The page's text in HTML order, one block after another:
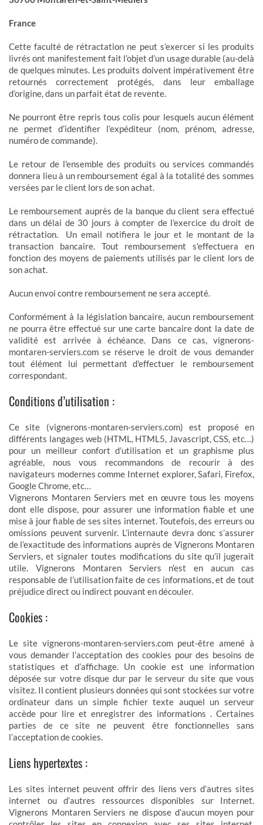
France
Cette faculté de rétractation ne peut s’exercer si les produits
livrés ont manifestement fait l’objet d’un usage durable (au-delà
de quelques minutes. Les produits doivent impérativement être
retournés correctement protégés, dans leur emballage
d’origine, dans un parfait état de revente.
Ne pourront être repris tous colis pour lesquels aucun élément
ne permet d’identifier l’expéditeur (nom, prénom, adresse,
numéro de commande).
Le retour de l'ensemble des produits ou services commandés
donnera lieu à un remboursement égal à la totalité des sommes
versées par le client lors de son achat.
Le remboursement auprès de la banque du client sera effectué
dans un délai de 30 jours à compter de l’exercice du droit de
rétractation. Un email notifiera le jour et le montant de la
transaction bancaire. Tout remboursement s'effectuera en
fonction des moyens de paiements utilisés par le client lors de
son achat.
Aucun envoi contre remboursement ne sera accepté.
Conformément à la législation bancaire, aucun remboursement
ne pourra être effectué sur une carte bancaire dont la date de
validité est arrivée à échéance. Dans ce cas, vignerons-
montaren-serviers.com se réserve le droit de vous demander
tout élément lui permettant d'effectuer le remboursement
correspondant.
Conditions d’utilisation :
Ce site (vignerons-montaren-serviers.com) est proposé en
différents langages web (HTML, HTML5, Javascript, CSS, etc…)
pour un meilleur confort d’utilisation et un graphisme plus
agréable, nous vous recommandons de recourir à des
navigateurs modernes comme Internet explorer, Safari, Firefox,
Google Chrome, etc…
Vignerons Montaren Serviers met en œuvre tous les moyens
dont elle dispose, pour assurer une information fiable et une
mise à jour fiable de ses sites internet. Toutefois, des erreurs ou
omissions peuvent survenir. L’internaute devra donc s’assurer
de l’exactitude des informations auprès de Vignerons Montaren
Serviers, et signaler toutes modifications du site qu’il jugerait
utile. Vignerons Montaren Serviers n’est en aucun cas
responsable de l’utilisation faite de ces informations, et de tout
préjudice direct ou indirect pouvant en découler.
Cookies :
Le site vignerons-montaren-serviers.com peut-être amené à
vous demander l’acceptation des cookies pour des besoins de
statistiques et d’affichage. Un cookie est une information
déposée sur votre disque dur par le serveur du site que vous
visitez. Il contient plusieurs données qui sont stockées sur votre
ordinateur dans un simple fichier texte auquel un serveur
accède pour lire et enregistrer des informations . Certaines
parties de ce site ne peuvent être fonctionnelles sans
l’acceptation de cookies.
Liens hypertextes :
Les sites internet peuvent offrir des liens vers d’autres sites
internet ou d’autres ressources disponibles sur Internet.
Vignerons Montaren Serviers ne dispose d’aucun moyen pour